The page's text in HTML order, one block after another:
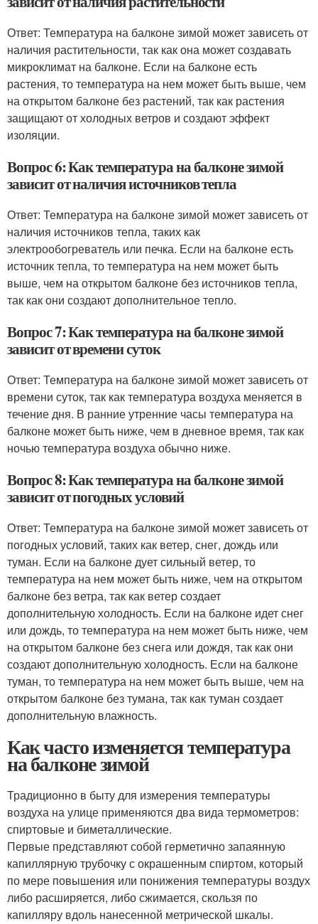
Ответ: Температура на балконе зимой может зависеть от
наличия растительности, так как она может создавать
микроклимат на балконе. Если на балконе есть
растения, то температура на нем может быть выше, чем
на открытом балконе без растений, так как растения
защищают от холодных ветров и создают эффект
изоляции.
Вопрос 6: Как температура на балконе зимой
зависит от наличия источников тепла
Ответ: Температура на балконе зимой может зависеть от
наличия источников тепла, таких как
электрообогреватель или печка. Если на балконе есть
источник тепла, то температура на нем может быть
выше, чем на открытом балконе без источников тепла,
так как они создают дополнительное тепло.
Вопрос 7: Как температура на балконе зимой
зависит от времени суток
Ответ: Температура на балконе зимой может зависеть от
времени суток, так как температура воздуха меняется в
течение дня. В ранние утренние часы температура на
балконе может быть ниже, чем в дневное время, так как
ночью температура воздуха обычно ниже.
Вопрос 8: Как температура на балконе зимой
зависит от погодных условий
Ответ: Температура на балконе зимой может зависеть от
погодных условий, таких как ветер, снег, дождь или
туман. Если на балконе дует сильный ветер, то
температура на нем может быть ниже, чем на открытом
балконе без ветра, так как ветер создает
дополнительную холодность. Если на балконе идет снег
или дождь, то температура на нем может быть ниже, чем
на открытом балконе без снега или дождя, так как они
создают дополнительную холодность. Если на балконе
туман, то температура на нем может быть выше, чем на
открытом балконе без тумана, так как туман создает
дополнительную влажность.
Как часто изменяется температура
на балконе зимой
Традиционно в быту для измерения температуры
воздуха на улице применяются два вида термометров:
спиртовые и биметаллические.
Первые представляют собой герметично запаянную
капиллярную трубочку с окрашенным спиртом, который
по мере повышения или понижения температуры воздух
либо расширяется, либо сжимается, скользя по
капилляру вдоль нанесенной метрической шкалы.